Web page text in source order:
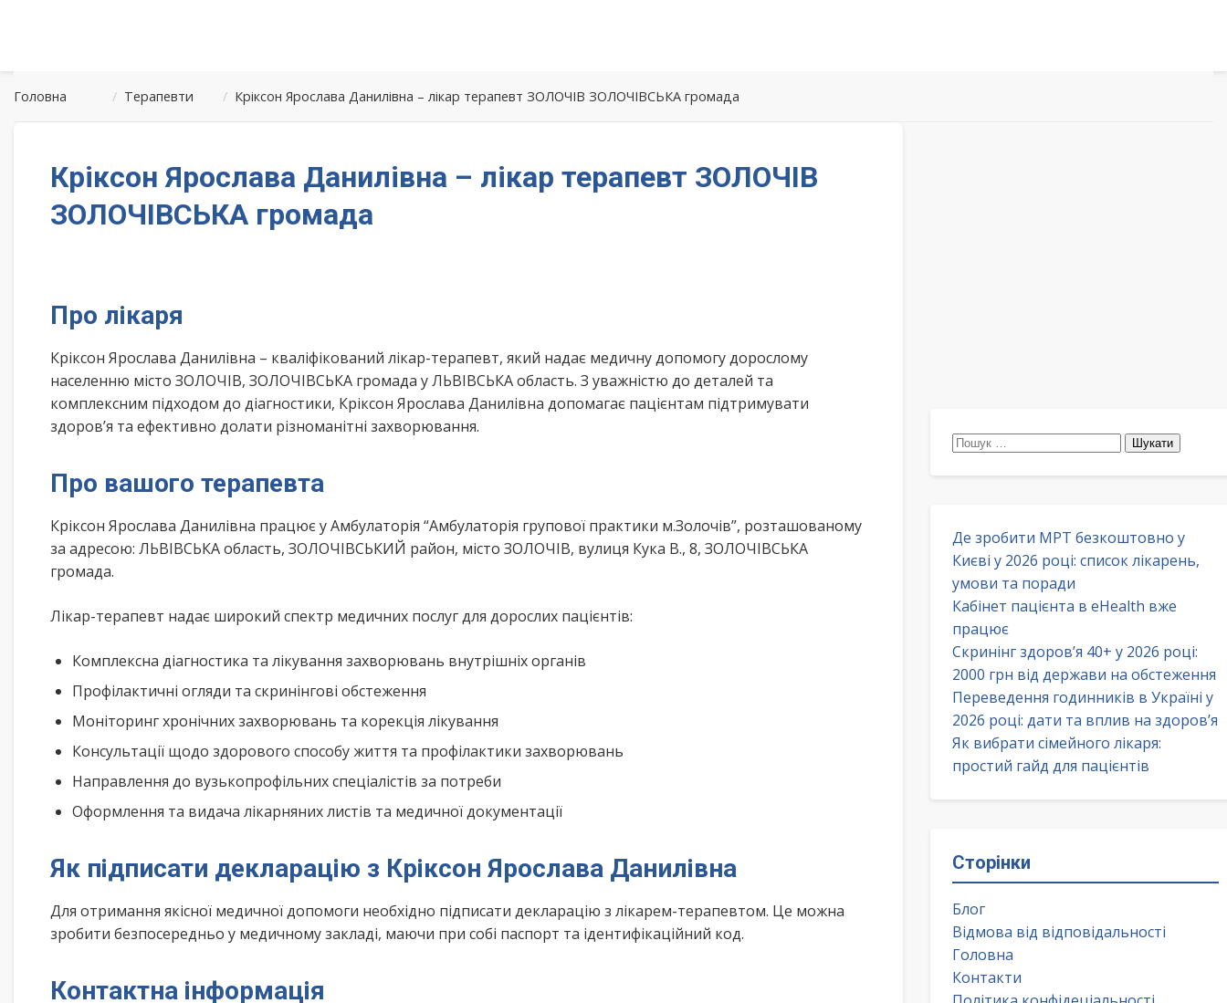
Головна / Терапевти / Кріксон Ярослава Данилівна – лікар терапевт ЗОЛОЧІВ ЗОЛОЧІВСЬКА громада
Кріксон Ярослава Данилівна – лікар терапевт ЗОЛОЧІВ
ЗОЛОЧІВСЬКА громада
Про лікаря
Кріксон Ярослава Данилівна – кваліфікований лікар-терапевт, який надає медичну допомогу дорослому
населенню місто ЗОЛОЧІВ, ЗОЛОЧІВСЬКА громада у ЛЬВІВСЬКА область. З уважністю до деталей та
комплексним підходом до діагностики, Кріксон Ярослава Данилівна допомагає пацієнтам підтримувати
здоров’я та ефективно долати різноманітні захворювання.
Про вашого терапевта
Кріксон Ярослава Данилівна працює у Амбулаторія “Амбулаторія групової практики м.Золочів”, розташованому
за адресою: ЛЬВІВСЬКА область, ЗОЛОЧІВСЬКИЙ район, місто ЗОЛОЧІВ, вулиця Кука В., 8, ЗОЛОЧІВСЬКА
громада.
Лікар-терапевт надає широкий спектр медичних послуг для дорослих пацієнтів:
Комплексна діагностика та лікування захворювань внутрішніх органів
Профілактичні огляди та скринінгові обстеження
Моніторинг хронічних захворювань та корекція лікування
Консультації щодо здорового способу життя та профілактики захворювань
Направлення до вузькопрофільних спеціалістів за потреби
Оформлення та видача лікарняних листів та медичної документації
Як підписати декларацію з Кріксон Ярослава Данилівна
Для отримання якісної медичної допомоги необхідно підписати декларацію з лікарем-терапевтом. Це можна
зробити безпосередньо у медичному закладі, маючи при собі паспорт та ідентифікаційний код.
Контактна інформація
Пошук:
Де зробити МРТ безкоштовно у
Києві у 2026 році: список лікарень,
умови та поради
Кабінет пацієнта в eHealth вже
працює
Скринінг здоров’я 40+ у 2026 році:
2000 грн від держави на обстеження
Переведення годинників в Україні у
2026 році: дати та вплив на здоров’я
Як вибрати сімейного лікаря:
простий гайд для пацієнтів
Сторінки
Блог
Відмова від відповідальності
Головна
Контакти